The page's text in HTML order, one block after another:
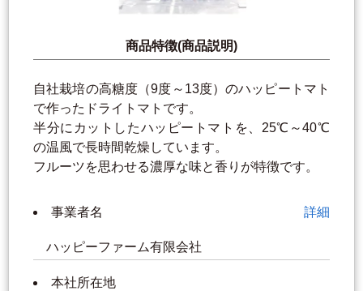
商品特徴(商品説明)
自社栽培の高糖度（9度～13度）のハッピートマト
で作ったドライトマトです。
半分にカットしたハッピートマトを、25℃～40℃
の温風で長時間乾燥しています。
フルーツを思わせる濃厚な味と香りが特徴です。
事業者名 詳細
ハッピーファーム有限会社
本社所在地